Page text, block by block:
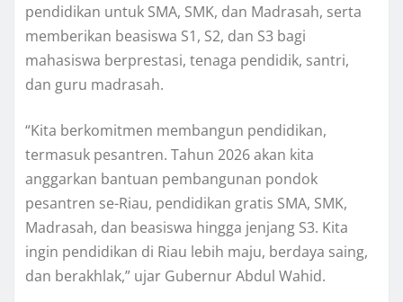
pendidikan untuk SMA, SMK, dan Madrasah, serta
memberikan beasiswa S1, S2, dan S3 bagi
mahasiswa berprestasi, tenaga pendidik, santri,
dan guru madrasah.
“Kita berkomitmen membangun pendidikan,
termasuk pesantren. Tahun 2026 akan kita
anggarkan bantuan pembangunan pondok
pesantren se-Riau, pendidikan gratis SMA, SMK,
Madrasah, dan beasiswa hingga jenjang S3. Kita
ingin pendidikan di Riau lebih maju, berdaya saing,
dan berakhlak,” ujar Gubernur Abdul Wahid.